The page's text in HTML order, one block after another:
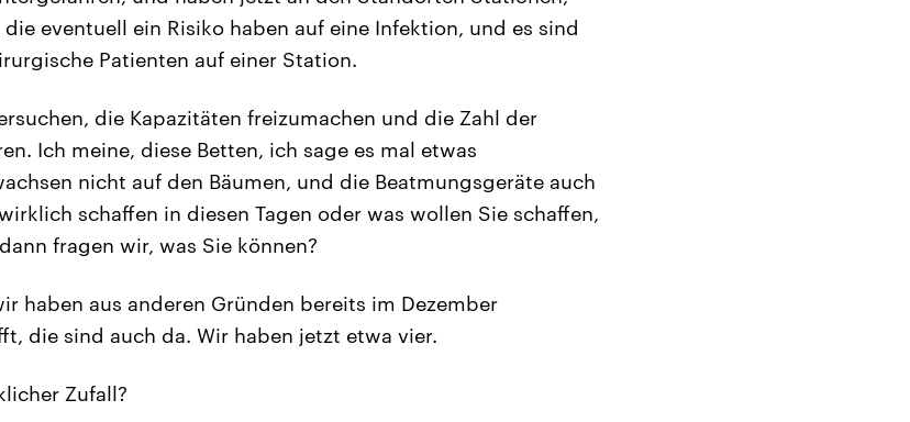
eventuell ein Risiko haben auf eine Infektion, und es sind
Patienten auf einer Station.
die Kapazitäten freizumachen und die Zahl der
Ich meine, diese Betten, ich sage es mal etwas
nicht auf den Bäumen, und die Beatmungsgeräte auch
schaffen in diesen Tagen oder was wollen Sie schaffen,
fragen wir, was Sie können?
haben aus anderen Gründen bereits im Dezember
die sind auch da. Wir haben jetzt etwa vier.
Zufall?